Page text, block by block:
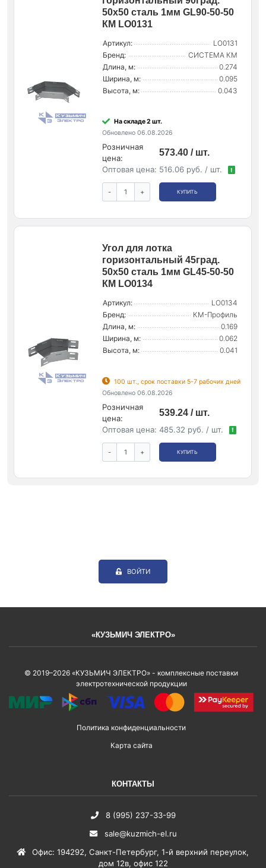
50х50 сталь 1мм GL90-50-50
КМ LO0131
Артикул:
LO0131
Бренд:
СИСТЕМА КМ
Длина, м:
0.274
Ширина, м:
0.095
Высота, м:
0.043
На складе 2 шт.
Обновлено 06.08.2026
Розничная
цена:
573.40 / шт.
Оптовая цена: 516.06 руб. / шт. !
- + КУПИТЬ
Угол для лотка
горизонтальный 45град.
50х50 сталь 1мм GL45-50-50
КМ LO0134
Артикул:
LO0134
Бренд:
КМ-Профиль
Длина, м:
0.169
Ширина, м:
0.062
Высота, м:
0.041
100 шт., срок поставки 5-7 рабочих дней
Обновлено 06.08.2026
Розничная
цена:
539.24 / шт.
Оптовая цена: 485.32 руб. / шт. !
- + КУПИТЬ
ВОЙТИ
«КУЗЬМИЧ ЭЛЕКТРО»
© 2019–2026 «КУЗЬМИЧ ЭЛЕКТРО» - комплексные поставки
электротехнической продукции
Политика конфиденциальности
Карта сайта
КОНТАКТЫ
8 (995) 237-33-99
sale@kuzmich-el.ru
Офис: 194292, Санкт-Петербург, 1-й верхний переулок,
дом 12в, офис 122